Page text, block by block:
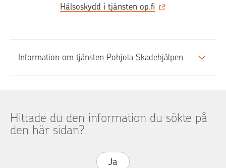
Hälsoskydd i tjänsten op.fi
Information om tjänsten Pohjola Skadehjälpen
Hittade du den information du sökte på
den här sidan?
Ja